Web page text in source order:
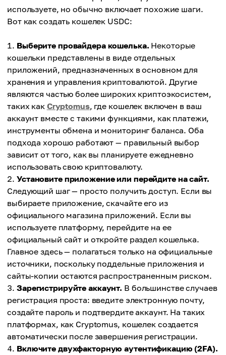
используете, но обычно включает похожие шаги.
Вот как создать кошелек USDC:
Выберите провайдера кошелька. Некоторые
кошельки представлены в виде отдельных
приложений, предназначенных в основном для
хранения и управления криптовалютой. Другие
являются частью более широких криптоэкосистем,
таких как Cryptomus, где кошелек включен в ваш
аккаунт вместе с такими функциями, как платежи,
инструменты обмена и мониторинг баланса. Оба
подхода хорошо работают — правильный выбор
зависит от того, как вы планируете ежедневно
использовать свою криптовалюту.
Установите приложение или перейдите на сайт.
Следующий шаг — просто получить доступ. Если вы
выбираете приложение, скачайте его из
официального магазина приложений. Если вы
используете платформу, перейдите на ее
официальный сайт и откройте раздел кошелька.
Главное здесь — полагаться только на официальные
источники, поскольку поддельные приложения и
сайты-копии остаются распространенным риском.
Зарегистрируйте аккаунт. В большинстве случаев
регистрация проста: введите электронную почту,
создайте пароль и подтвердите аккаунт. На таких
платформах, как Cryptomus, кошелек создается
автоматически после завершения регистрации.
Включите двухфакторную аутентификацию (2FA).